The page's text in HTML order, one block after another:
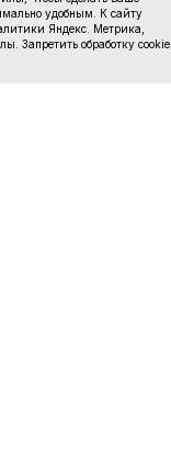
удобным. К cайту
Яндекс. Метрика,
Запретить обработку cookie